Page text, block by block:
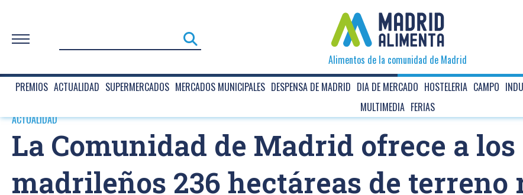
Alimentos de la comunidad de Madrid
PREMIOS ACTUALIDAD SUPERMERCADOS MERCADOS MUNICIPALES DESPENSA DE MADRID DIA DE MERCADO HOSTELERIA CAMPO
MULTIMEDIA FERIAS
ACTUALIDAD
La Comunidad de Madrid ofrece a
madrileños 236 hectáreas de terreno